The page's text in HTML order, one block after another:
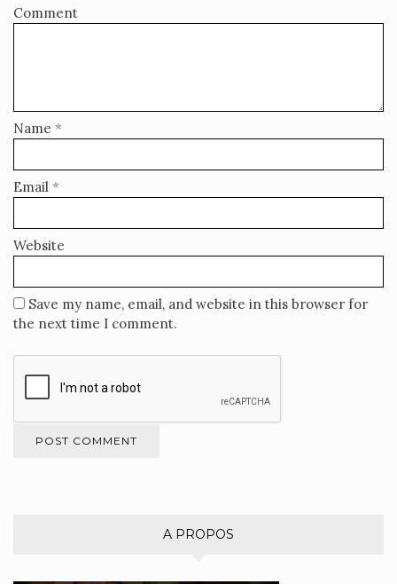
Comment
Name *
Email *
Website
Save my name, email, and website in this browser for
the next time I comment.
A PROPOS